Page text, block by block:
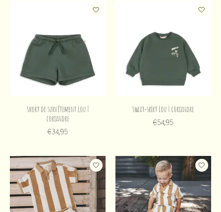
Short de survêtement Lou |
coriandre
€34,95
Sweat-shirt Lou | coriandre
€54,95